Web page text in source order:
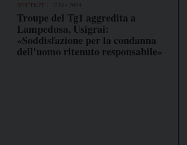
SENTENZE
Troupe del Tg1 aggredita a
Lampedusa, Usigrai:
«Soddisfazione per la condanna
dell'uomo ritenuto responsabile»